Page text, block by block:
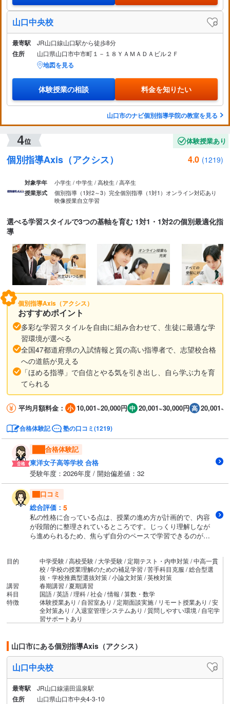
山口中央校
最寄駅 JR山口線山口駅から徒歩8分
住所 山口県山口市中市町１－１８ＹＡＭＡＤＡビル２Ｆ
地図を見る
体験授業の相談 料金を知りたい
山口市のナビ個別指導学院の教室を見る
体験授業あり
個別指導Axis（アクシス） 4.0 (1219)
対象学年 小学生 / 中学生 / 高校生 / 高卒生
授業形式 個別指導（1対2～3） 完全個別指導（1対1） オンライン対応あり
映像授業自立学習
選べる学習スタイルで3つの基軸を育む 1対1・1対2の個別最適化指
導
個別指導Axis（アクシス）
おすすめポイント
多彩な学習スタイルを自由に組み合わせて、生徒に最適な学
習環境が選べる
全国47都道府県の入試情報と質の高い指導者で、志望校合格
への道筋が見える
「ほめる指導」で自信とやる気を引き出し、自ら学ぶ力を育
てられる
平均月額料金： 10,001~20,000円 20,001~30,000円
合格体験記 塾の口コミ(1219)
合格体験記
東洋女子高等学校 合格
受験年度：2026年度 / 開始偏差値：32
口コミ
総合評価： 5
私の性格に合っている点は、授業の進め方が計画的で、内容
が段階的に整理されているところです。じっくり理解しなが
ら進められるため、焦らず自分のペースで学習できるのがと
います。一方で、合っていない点は、授業のスピードが一定
であるため、もう少しテンポよく進めたい時や、積極的に質
問して議論したい私の性格にはやや物足りなさを感じるとこ
ろです。全体としては、自分の性格に合う部分が多く、学習
意欲を保ちやすい塾だと感じますが、改善の余地もあると思
います。
目的
中学受験 / 高校受験 / 大学受験 / 定期テスト・内申対策 / 中高一貫
校 / 学校の授業理解のための補足学習 / 苦手科目克服 / 総合型選
抜・学校推薦型選抜対策 / 小論文対策 / 英検対策
講習
春期講習 / 夏期講習
科目
国語 / 英語 / 理科 / 社会 / 情報 / 算数・数学
特徴
体験授業あり / 自習室あり / 定期面談実施 / リモート授業あり / 安
全対策あり / 入退室管理システムあり / 質問しやすい環境 / 自宅学
習サポートあり
山口市にある個別指導Axis（アクシス）
山口中央校
最寄駅 JR山口線湯田温泉駅
住所 山口県山口市中央4-3-10